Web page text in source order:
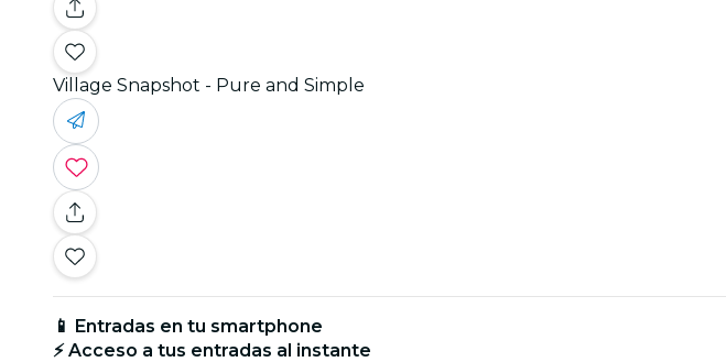
Village Snapshot - Pure and Simple
📱 Entradas en tu smartphone
⚡ Acceso a tus entradas al instante